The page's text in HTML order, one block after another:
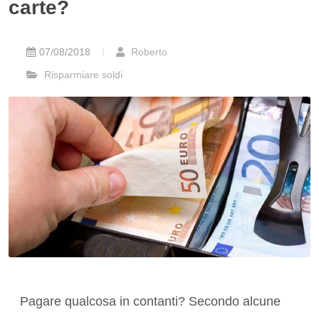
carte?
07/08/2018
Roberto
Risparmiare soldi
Pagare qualcosa in contanti? Secondo alcune